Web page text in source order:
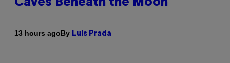
Caves Beneath the Moon
13 hours agoBy Luis Prada